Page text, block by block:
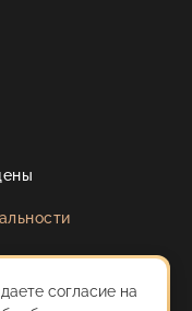
данных
Design Studio
согласие на